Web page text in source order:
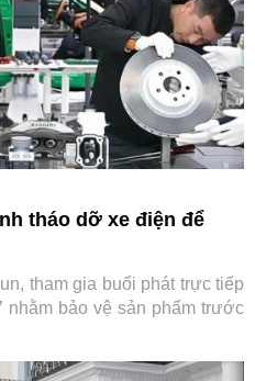
tháo dỡ xe điện để
tham gia buổi phát trực tiếp
bảo vệ sản phẩm trước